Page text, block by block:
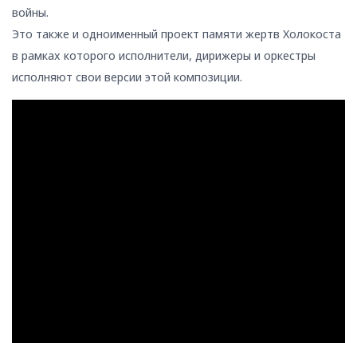
войны.
Это также и одноименный проект памяти жертв Холокоста
в рамках которого исполнители, дирижеры и оркестры
исполняют свои версии этой композиции.